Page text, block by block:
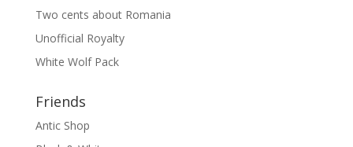
Two cents about Romania
Unofficial Royalty
White Wolf Pack
Friends
Antic Shop